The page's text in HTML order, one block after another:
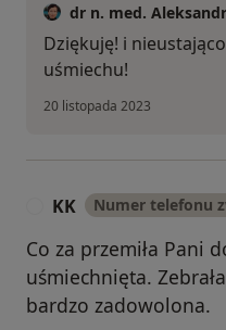
dr n. med.
Dziękuję! i
uśmiechu!
20 listopada 2023
KK Numer telefonu
Co za przemiła Pani
uśmiechnięta.
bardzo zadowolona.